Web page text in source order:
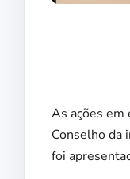
As ações em
Conselho da
foi